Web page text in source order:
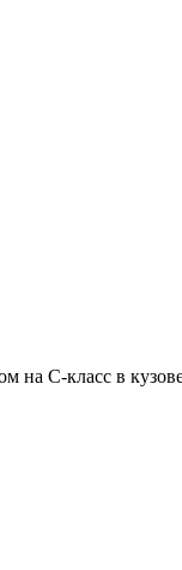
на C-класс в